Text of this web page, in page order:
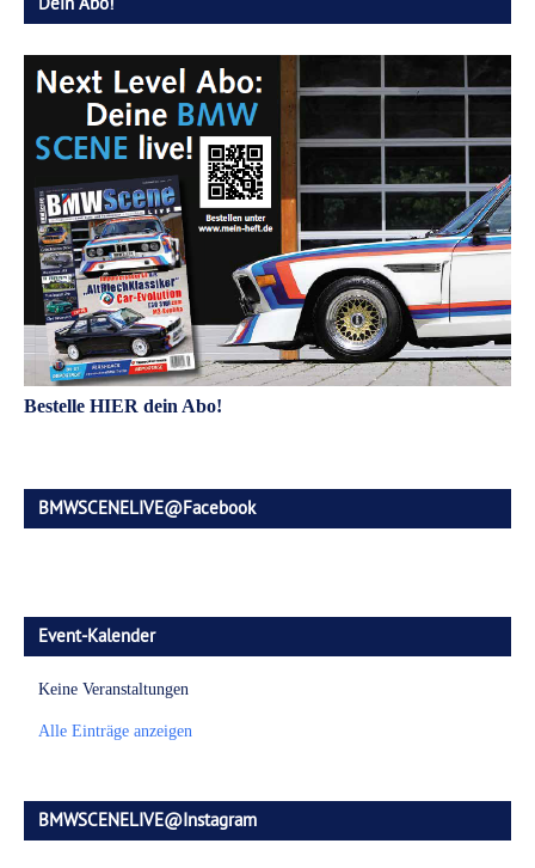
Bestelle HIER dein Abo!
BMWSCENELIVE@Facebook
Event-Kalender
Keine Veranstaltungen
Alle Einträge anzeigen
BMWSCENELIVE@Instagram